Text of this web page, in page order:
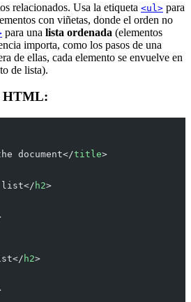
relacionados. Usa la etiqueta <ul> para
con viñetas, donde el orden no
para una lista ordenada (elementos
importa, como los pasos de una
de ellas, cada elemento se envuelve en
de lista).
HTML:
document</title>
list</ h2>
h2>